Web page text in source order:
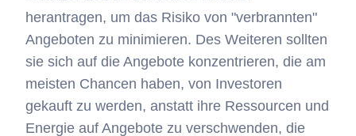
herantragen, um das Risiko von "verbrannten"
Angeboten zu minimieren. Des Weiteren sollten
sie sich auf die Angebote konzentrieren, die am
meisten Chancen haben, von Investoren
gekauft zu werden, anstatt ihre Ressourcen und
Energie auf Angebote zu verschwenden, die